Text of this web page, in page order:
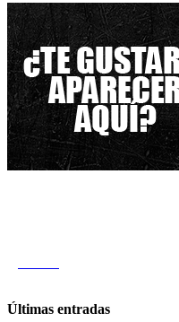
Últimas entradas